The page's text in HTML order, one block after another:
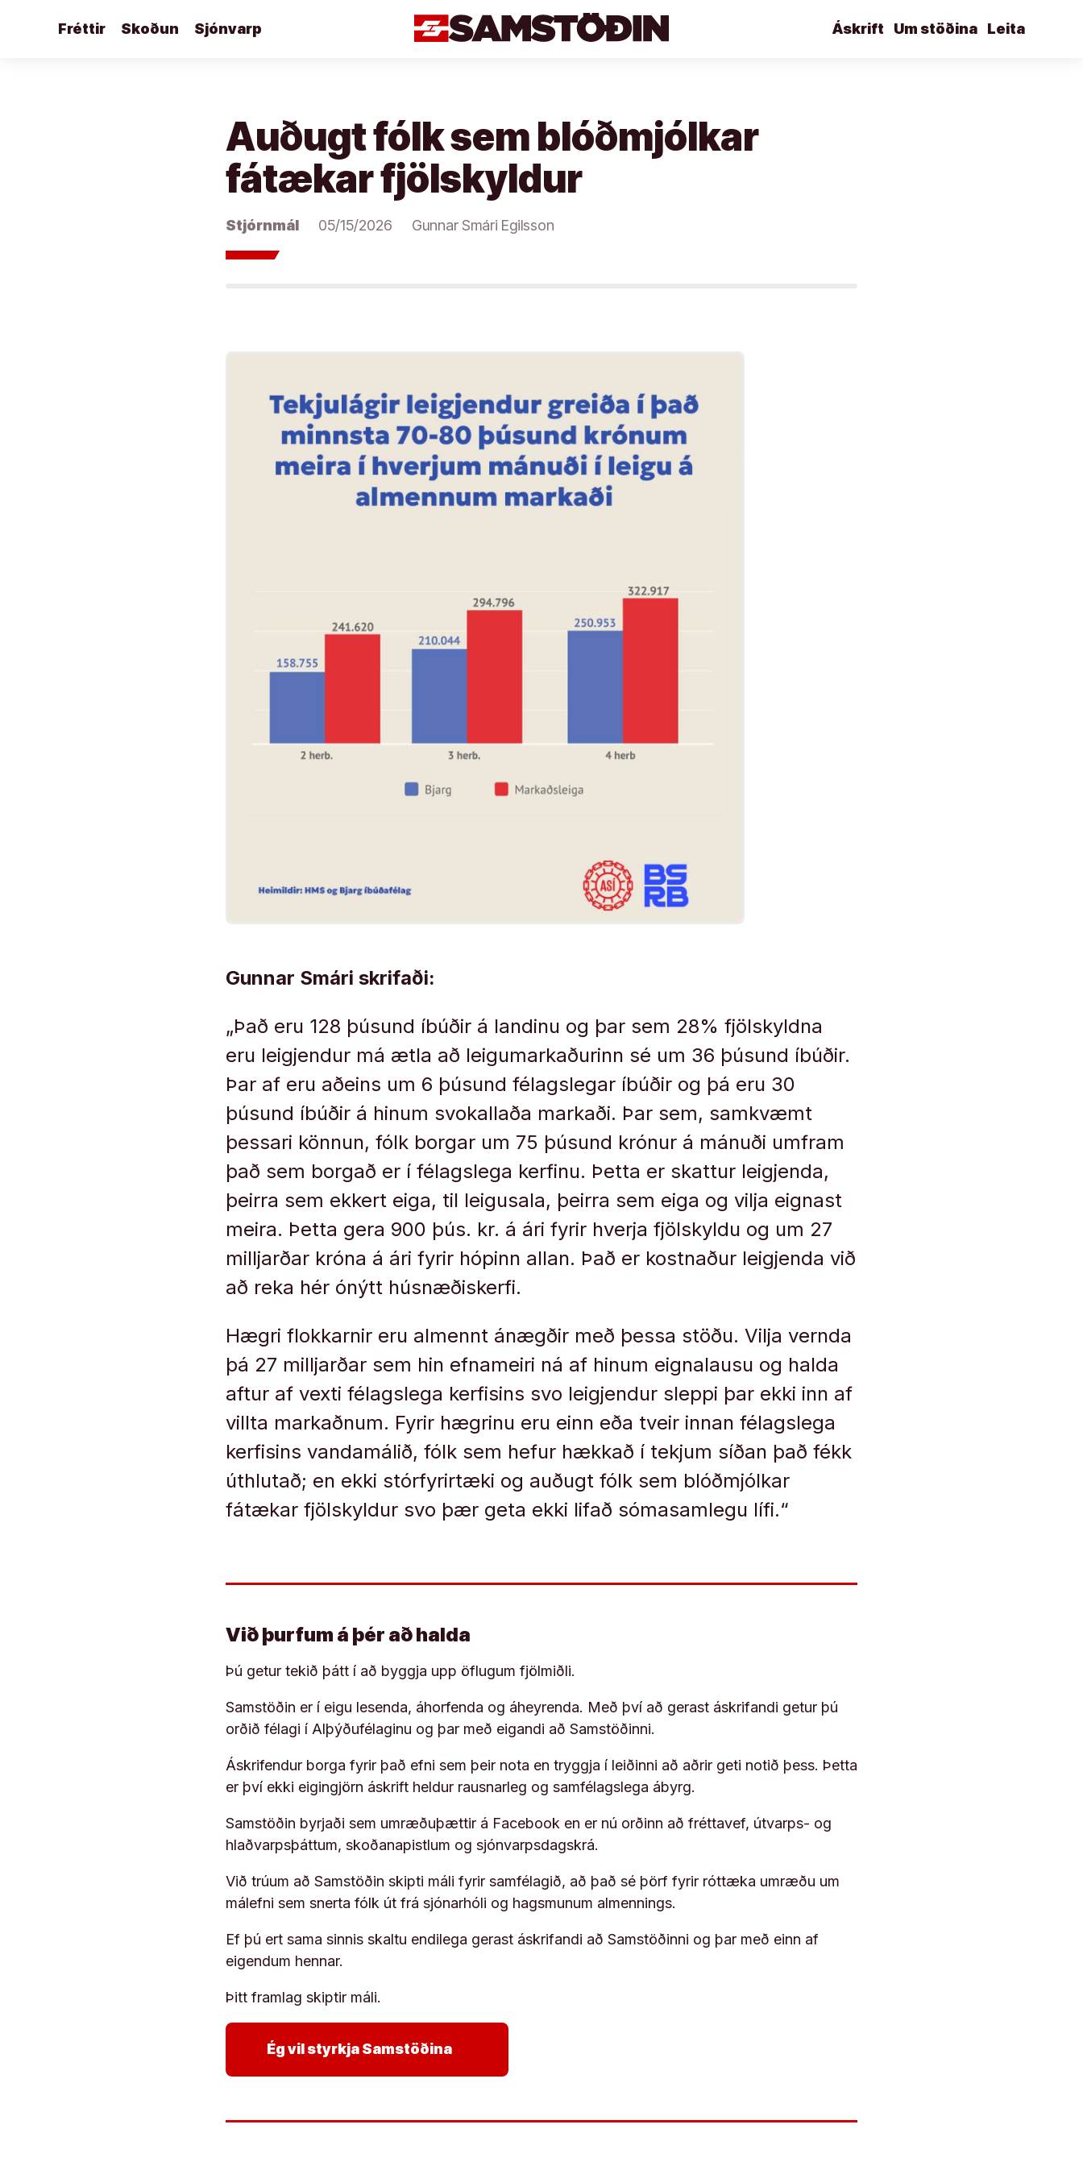
Fréttir Skoðun Sjónvarp Leita
Um stöðina
Áskrift
Auðugt fólk sem blóðmjólkar
fátækar fjölskyldur
Stjórnmál 05/15/2026 Gunnar Smári Egilsson
Gunnar Smári skrifaði:
„Það eru 128 þúsund íbúðir á landinu og þar sem 28% fjölskyldna
eru leigjendur má ætla að leigumarkaðurinn sé um 36 þúsund íbúðir.
Þar af eru aðeins um 6 þúsund félagslegar íbúðir og þá eru 30
þúsund íbúðir á hinum svokallaða markaði. Þar sem, samkvæmt
þessari könnun, fólk borgar um 75 þúsund krónur á mánuði umfram
það sem borgað er í félagslega kerfinu. Þetta er skattur leigjenda,
þeirra sem ekkert eiga, til leigusala, þeirra sem eiga og vilja eignast
meira. Þetta gera 900 þús. kr. á ári fyrir hverja fjölskyldu og um 27
milljarðar króna á ári fyrir hópinn allan. Það er kostnaður leigjenda við
að reka hér ónýtt húsnæðiskerfi.
Hægri flokkarnir eru almennt ánægðir með þessa stöðu. Vilja vernda
þá 27 milljarðar sem hin efnameiri ná af hinum eignalausu og halda
aftur af vexti félagslega kerfisins svo leigjendur sleppi þar ekki inn af
villta markaðnum. Fyrir hægrinu eru einn eða tveir innan félagslega
kerfisins vandamálið, fólk sem hefur hækkað í tekjum síðan það fékk
úthlutað; en ekki stórfyrirtæki og auðugt fólk sem blóðmjólkar
fátækar fjölskyldur svo þær geta ekki lifað sómasamlegu lífi.“
Við þurfum á þér að halda
Þú getur tekið þátt í að byggja upp öflugum fjölmiðli.
Samstöðin er í eigu lesenda, áhorfenda og áheyrenda. Með því að gerast áskrifandi getur þú
orðið félagi í Alþýðufélaginu og þar með eigandi að Samstöðinni.
Áskrifendur borga fyrir það efni sem þeir nota en tryggja í leiðinni að aðrir geti notið þess. Þetta
er því ekki eigingjörn áskrift heldur rausnarleg og samfélagslega ábyrg.
Samstöðin byrjaði sem umræðuþættir á Facebook en er nú orðinn að fréttavef, útvarps- og
hlaðvarpsþáttum, skoðanapistlum og sjónvarpsdagskrá.
Við trúum að Samstöðin skipti máli fyrir samfélagið, að það sé þörf fyrir róttæka umræðu um
málefni sem snerta fólk út frá sjónarhóli og hagsmunum almennings.
Ef þú ert sama sinnis skaltu endilega gerast áskrifandi að Samstöðinni og þar með einn af
eigendum hennar.
Þitt framlag skiptir máli.
Ég vil styrkja Samstöðina